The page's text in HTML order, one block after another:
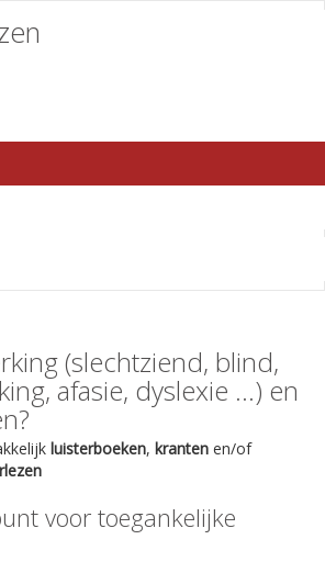
(slechtziend, blind,
afasie, dyslexie ...) en
luisterboeken, kranten en/of
voor toegankelijke